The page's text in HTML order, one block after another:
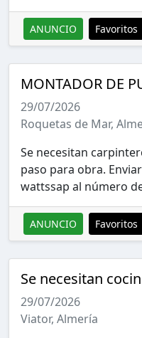
ANUNCIO Favoritos
MONTADOR DE
29/07/2026
Roquetas de Mar,
Se necesitan
paso para obra.
wattssap al número
ANUNCIO Favoritos
Se necesitan
29/07/2026
Viator, Almería